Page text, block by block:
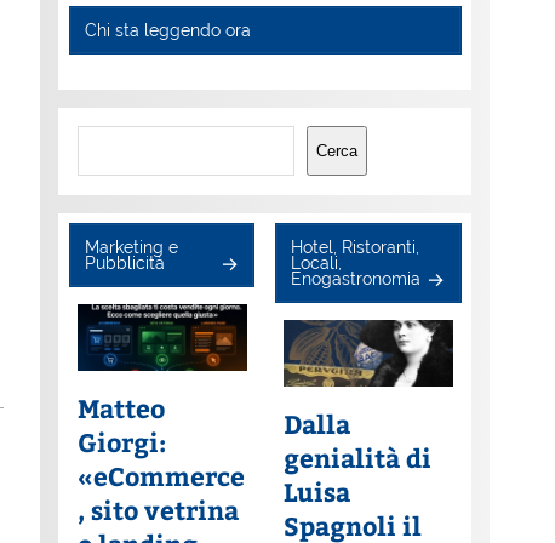
Chi sta leggendo ora
Cerca
Cerca
Marketing e
Pubblicità
Matteo
Giorgi:
«eCommerce
, sito vetrina
Hotel, Ristoranti,
Locali,
Enogastronomia
Dalla
genialità di
Luisa
Spagnoli il